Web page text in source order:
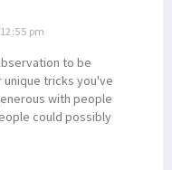
pm
to be
unique tricks you've
with people
could possibly